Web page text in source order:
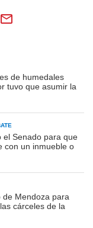
de humedales
tuvo que asumir la
el Senado para que
con un inmueble o
de Mendoza para
cárceles de la